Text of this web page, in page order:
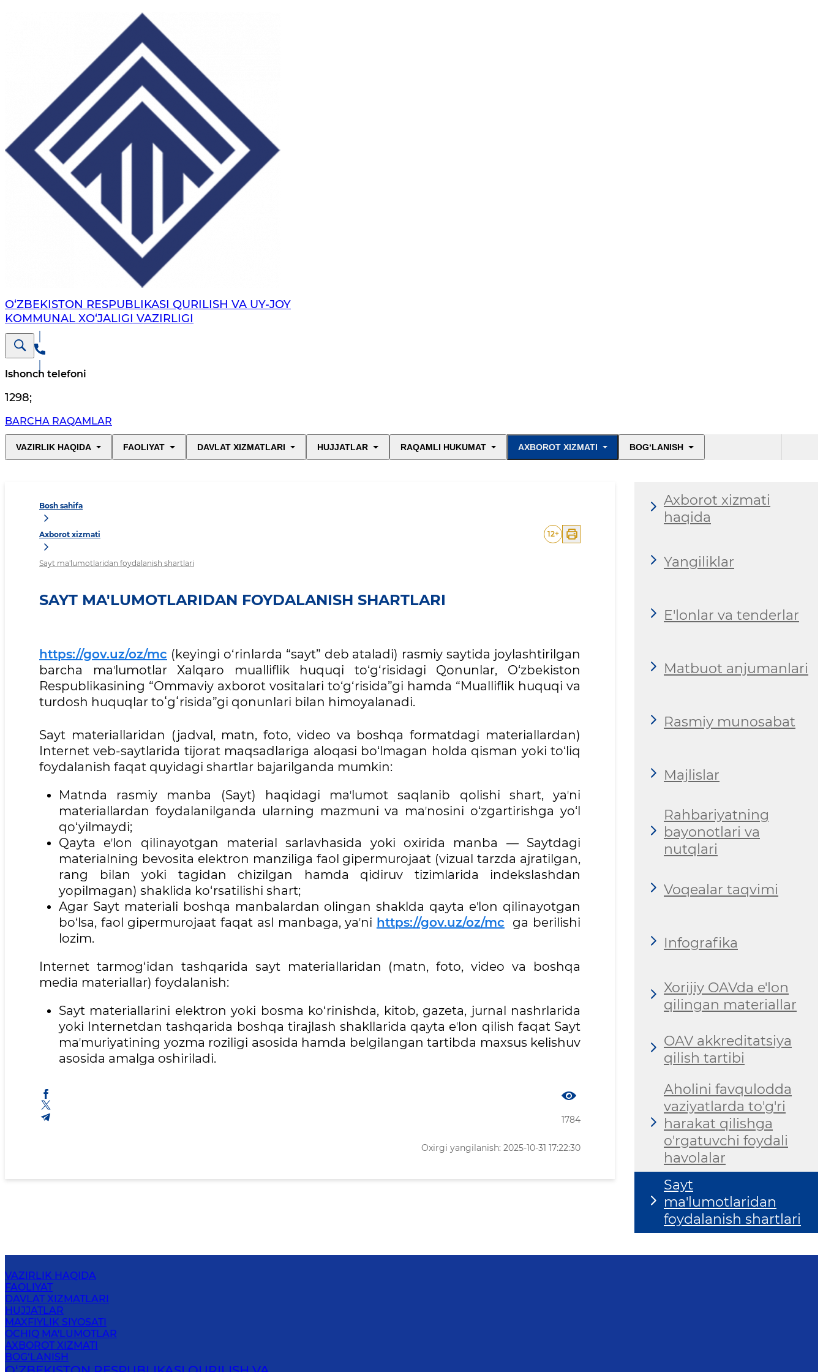
O‘ZBEKISTON RESPUBLIKASI QURILISH VA UY-JOY
KOMMUNAL XO‘JALIGI VAZIRLIGI
Ishonch telefoni
1298;
BARCHA RAQAMLAR
VAZIRLIK HAQIDA FAOLIYAT DAVLAT XIZMATLARI HUJJATLAR RAQAMLI HUKUMAT AXBOROT XIZMATI BOG‘LANISH
Bosh sahifa
Axborot xizmati
Sayt ma'lumotlaridan foydalanish shartlari
12+
SAYT MA'LUMOTLARIDAN FOYDALANISH SHARTLARI
https://gov.uz/oz/mc (keyingi o‘rinlarda “sayt” deb ataladi) rasmiy saytida joylashtirilgan
barcha maʼlumotlar Xalqaro mualliflik huquqi to‘g‘risidagi Qonunlar, O‘zbekiston
Respublikasining “Ommaviy axborot vositalari to‘g‘risida”gi hamda “Mualliflik huquqi va
turdosh huquqlar toʻgʻrisida”gi qonunlari bilan himoyalanadi.
Sayt materiallaridan (jadval, matn, foto, video va boshqa formatdagi materiallardan)
Internet veb-saytlarida tijorat maqsadlariga aloqasi bo‘lmagan holda qisman yoki to‘liq
foydalanish faqat quyidagi shartlar bajarilganda mumkin:
Matnda rasmiy manba (Sayt) haqidagi maʼlumot saqlanib qolishi shart, yaʼni
materiallardan foydalanilganda ularning mazmuni va maʼnosini o‘zgartirishga yo‘l
qo‘yilmaydi;
Qayta eʼlon qilinayotgan material sarlavhasida yoki oxirida manba — Saytdagi
materialning bevosita elektron manziliga faol gipermurojaat (vizual tarzda ajratilgan,
rang bilan yoki tagidan chizilgan hamda qidiruv tizimlarida indekslashdan
yopilmagan) shaklida ko‘rsatilishi shart;
Agar Sayt materiali boshqa manbalardan olingan shaklda qayta eʼlon qilinayotgan
bo‘lsa, faol gipermurojaat faqat asl manbaga, yaʼni https://gov.uz/oz/mc ga berilishi
lozim.
Internet tarmog‘idan tashqarida sayt materiallaridan (matn, foto, video va boshqa
media materiallar) foydalanish:
Sayt materiallarini elektron yoki bosma ko‘rinishda, kitob, gazeta, jurnal nashrlarida
yoki Internetdan tashqarida boshqa tirajlash shakllarida qayta eʼlon qilish faqat Sayt
maʼmuriyatining yozma roziligi asosida hamda belgilangan tartibda maxsus kelishuv
asosida amalga oshiriladi.
1784
Oxirgi yangilanish: 2025-10-31 17:22:30
Axborot xizmati
haqida
Yangiliklar
E'lonlar va tenderlar
Matbuot anjumanlari
Rasmiy munosabat
Majlislar
Rahbariyatning
bayonotlari va
nutqlari
Voqealar taqvimi
Infografika
Xorijiy OAVda e'lon
qilingan materiallar
OAV akkreditatsiya
qilish tartibi
Aholini favqulodda
vaziyatlarda to'g'ri
harakat qilishga
o'rgatuvchi foydali
havolalar
Sayt
ma'lumotlaridan
foydalanish shartlari
VAZIRLIK HAQIDA
FAOLIYAT
DAVLAT XIZMATLARI
HUJJATLAR
MAXFIYLIK SIYOSATI
OCHIQ MA'LUMOTLAR
AXBOROT XIZMATI
BOG‘LANISH